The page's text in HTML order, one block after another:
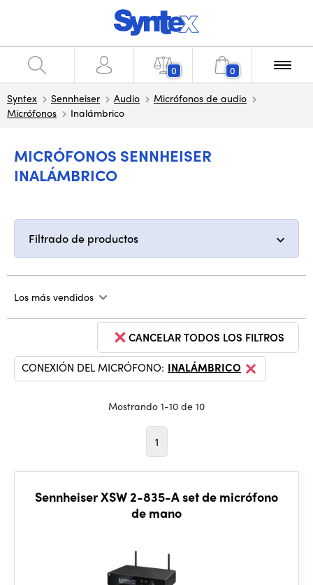
0 0
Syntex Sennheiser Audio
Micrófonos de audio
Micrófonos
Inalámbrico
MICRÓFONOS SENNHEISER
INALÁMBRICO
Filtrado de productos
Los más vendidos
CANCELAR TODOS LOS FILTROS
CONEXIÓN DEL MICRÓFONO: INALÁMBRICO
Mostrando 1-10 de 10
1
Sennheiser XSW 2-835-A set de micrófono
de mano